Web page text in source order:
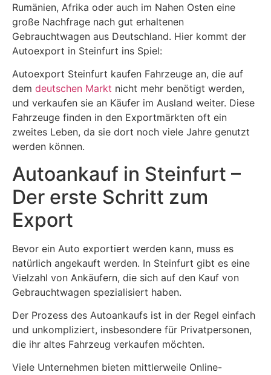
Rumänien, Afrika oder auch im Nahen Osten eine
große Nachfrage nach gut erhaltenen
Gebrauchtwagen aus Deutschland. Hier kommt der
Autoexport in Steinfurt ins Spiel:
Autoexport Steinfurt kaufen Fahrzeuge an, die auf
dem deutschen Markt nicht mehr benötigt werden,
und verkaufen sie an Käufer im Ausland weiter. Diese
Fahrzeuge finden in den Exportmärkten oft ein
zweites Leben, da sie dort noch viele Jahre genutzt
werden können.
Autoankauf in Steinfurt –
Der erste Schritt zum
Export
Bevor ein Auto exportiert werden kann, muss es
natürlich angekauft werden. In Steinfurt gibt es eine
Vielzahl von Ankäufern, die sich auf den Kauf von
Gebrauchtwagen spezialisiert haben.
Der Prozess des Autoankaufs ist in der Regel einfach
und unkompliziert, insbesondere für Privatpersonen,
die ihr altes Fahrzeug verkaufen möchten.
Viele Unternehmen bieten mittlerweile Online-